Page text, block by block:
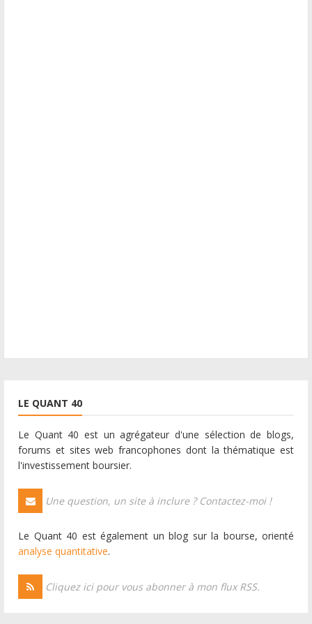
LE QUANT 40
Le Quant 40 est un agrégateur d'une sélection de blogs,
forums et sites web francophones dont la thématique est
l'investissement boursier.
Une question, un site à inclure ? Contactez-moi !
Le Quant 40 est également un blog sur la bourse, orienté
analyse quantitative.
Cliquez ici pour vous abonner à mon flux RSS.